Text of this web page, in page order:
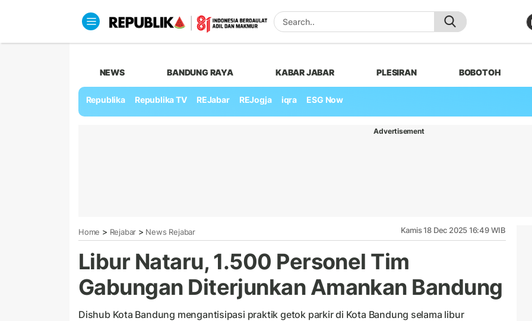
NEWS BANDUNG RAYA KABAR JABAR PLESIRAN BOBOTOH
Republika Republika TV REJabar REJogja iqra ESG Now
Advertisement
Home > Rejabar > News Rejabar Kamis 18 Dec 2025 16:49 WIB
Libur Nataru, 1.500 Personel Tim
Gabungan Diterjunkan Amankan Bandung
Dishub Kota Bandung mengantisipasi praktik getok parkir di Kota Bandung selama libur